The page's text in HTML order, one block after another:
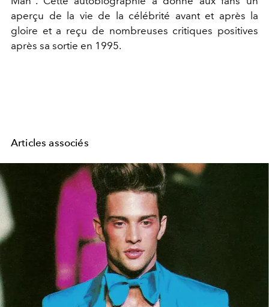
aperçu de la vie de la célébrité avant et après la
gloire et a reçu de nombreuses critiques positives
après sa sortie en 1995.
Articles associés